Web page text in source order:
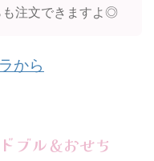
も注文できますよ◎
から
ブル＆おせち